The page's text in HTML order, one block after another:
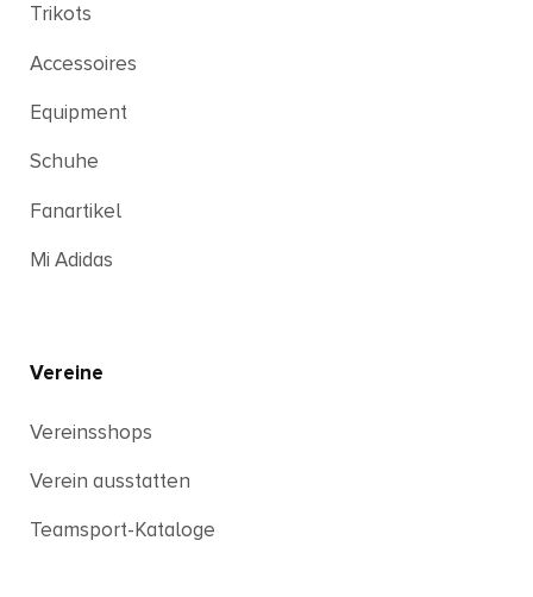
Trikots
Accessoires
Equipment
Schuhe
Fanartikel
Mi Adidas
Vereine
Vereinsshops
Verein ausstatten
Teamsport-Kataloge